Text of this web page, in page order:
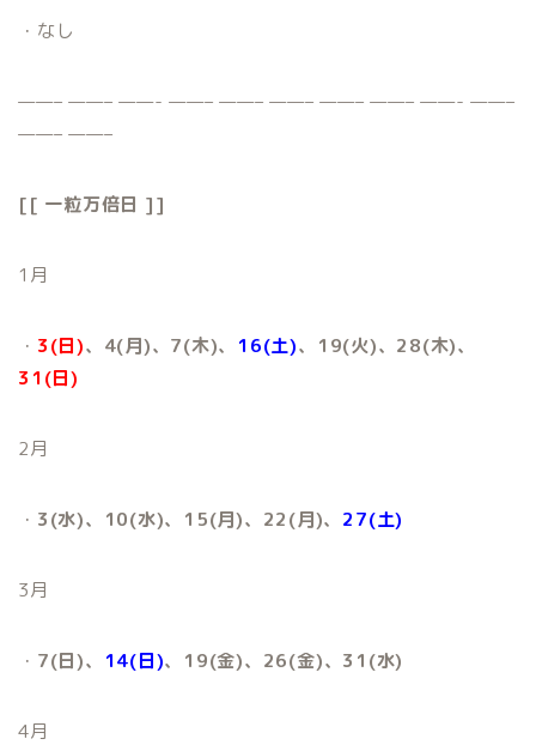
・なし
——– ——– ——- ——– ——– ——– ——– ——– ——- ——–
——– ——–
[[ 一粒万倍日 ]]
1月
・ 3(日)、4(月)、7(木)、 16(土)、19(火)、28(木)、
31(日)
2月
・ 3(水)、10(水)、15(月)、22(月)、 27(土)
3月
・ 7(日)、 14(日)、19(金)、26(金)、31(水)
4月